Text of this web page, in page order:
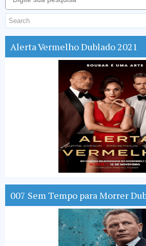
Alerta Vermelho Dublado 2021
007 Sem Tempo para Morrer